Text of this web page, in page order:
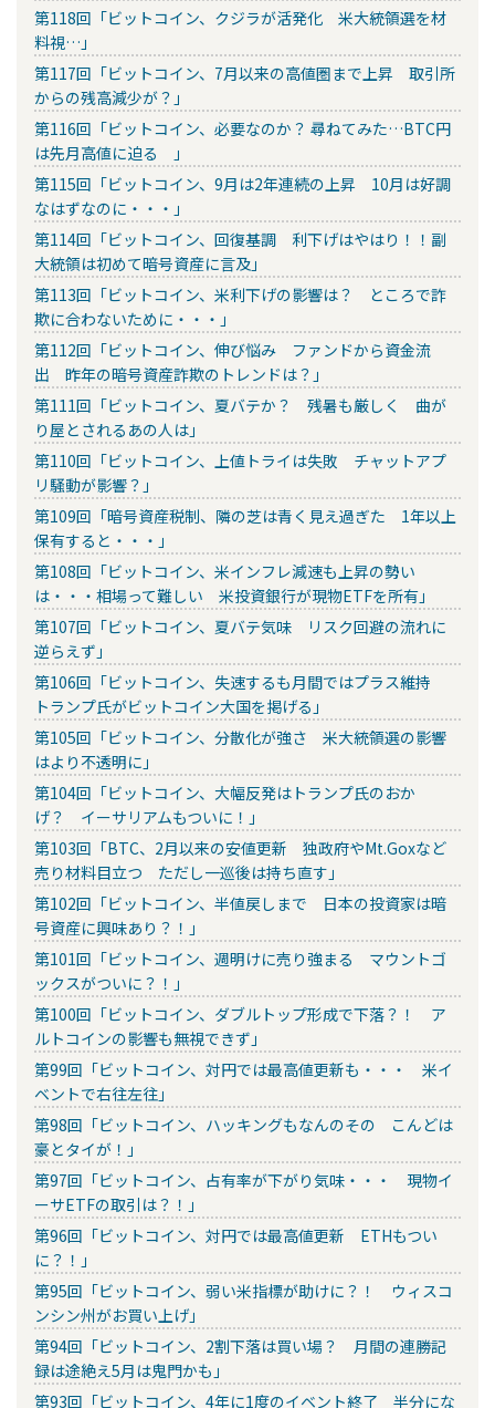
第118回「ビットコイン、クジラが活発化 米大統領選を材
料視…」
第117回「ビットコイン、7月以来の高値圏まで上昇 取引所
からの残高減少が？」
第116回「ビットコイン、必要なのか？ 尋ねてみた…BTC円
は先月高値に迫る 」
第115回「ビットコイン、9月は2年連続の上昇 10月は好調
なはずなのに・・・」
第114回「ビットコイン、回復基調 利下げはやはり！！副
大統領は初めて暗号資産に言及」
第113回「ビットコイン、米利下げの影響は？ ところで詐
欺に合わないために・・・」
第112回「ビットコイン、伸び悩み ファンドから資金流
出 昨年の暗号資産詐欺のトレンドは？」
第111回「ビットコイン、夏バテか？ 残暑も厳しく 曲が
り屋とされるあの人は」
第110回「ビットコイン、上値トライは失敗 チャットアプ
リ騒動が影響？」
第109回「暗号資産税制、隣の芝は青く見え過ぎた 1年以上
保有すると・・・」
第108回「ビットコイン、米インフレ減速も上昇の勢い
は・・・相場って難しい 米投資銀行が現物ETFを所有」
第107回「ビットコイン、夏バテ気味 リスク回避の流れに
逆らえず」
第106回「ビットコイン、失速するも月間ではプラス維持
トランプ氏がビットコイン大国を掲げる」
第105回「ビットコイン、分散化が強さ 米大統領選の影響
はより不透明に」
第104回「ビットコイン、大幅反発はトランプ氏のおか
げ？ イーサリアムもついに！」
第103回「BTC、2月以来の安値更新 独政府やMt.Goxなど
売り材料目立つ ただし一巡後は持ち直す」
第102回「ビットコイン、半値戻しまで 日本の投資家は暗
号資産に興味あり？！」
第101回「ビットコイン、週明けに売り強まる マウントゴ
ックスがついに？！」
第100回「ビットコイン、ダブルトップ形成で下落？！ ア
ルトコインの影響も無視できず」
第99回「ビットコイン、対円では最高値更新も・・・ 米イ
ベントで右往左往」
第98回「ビットコイン、ハッキングもなんのその こんどは
豪とタイが！」
第97回「ビットコイン、占有率が下がり気味・・・ 現物イ
ーサETFの取引は？！」
第96回「ビットコイン、対円では最高値更新 ETHもつい
に？！」
第95回「ビットコイン、弱い米指標が助けに？！ ウィスコ
ンシン州がお買い上げ」
第94回「ビットコイン、2割下落は買い場？ 月間の連勝記
録は途絶え5月は鬼門かも」
第93回「ビットコイン、4年に1度のイベント終了 半分にな